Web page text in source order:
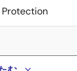
Protection